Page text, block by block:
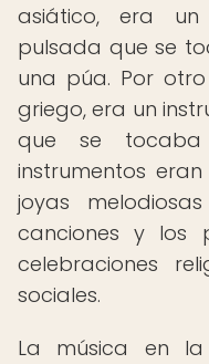
asiático, era
pulsada que se
una púa. Por
griego, era un
que se
instrumentos
joyas
canciones y los
celebraciones
sociales.
La música en la